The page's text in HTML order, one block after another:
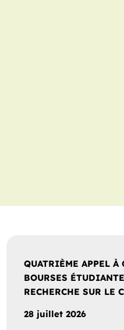
QUATRIÈME APPEL À
BOURSES
RECHERCHE SUR LE
28 juillet 2026